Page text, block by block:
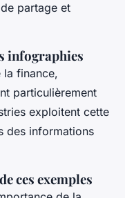
partage et
infographies
la finance,
particulièrement
exploitent cette
des informations
ces exemples